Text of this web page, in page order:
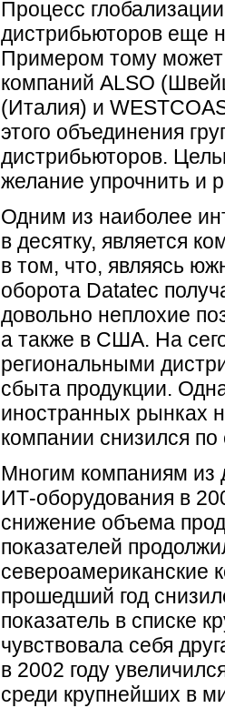
Процесс
дистрибьюторов еще
Примером тому может
компаний ALSO
(Италия) и
этого объединения
дистрибьюторов.
желание упрочнить и
Одним из наиболее
в десятку, является
в том, что, являясь
оборота Datatec
довольно неплохие
а также в США. На
региональными
сбыта продукции.
иностранных рынках
компании снизился
Многим компаниям из
ИТ-оборудования в
снижение объема
показателей
североамериканские
прошедший год
показатель в списке
чувствовала себя
в 2002 году
среди крупнейших в